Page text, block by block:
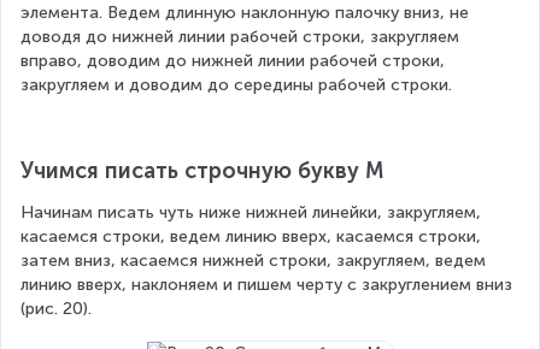
элемента. Ведем длинную наклонную палочку вниз, не
доводя до нижней линии рабочей строки, закругляем
вправо, доводим до нижней линии рабочей строки,
закругляем и доводим до середины рабочей строки.
Учимся писать строчную букву М
Начинам писать чуть ниже нижней линейки, закругляем,
касаемся строки, ведем линию вверх, касаемся строки,
затем вниз, касаемся нижней строки, закругляем, ведем
линию вверх, наклоняем и пишем черту с закруглением вниз
(рис. 20).